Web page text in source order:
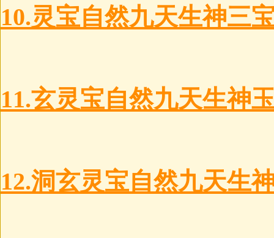
10.灵宝自然九天生神三
11.玄灵宝自然九天生神
12.洞玄灵宝自然九天生